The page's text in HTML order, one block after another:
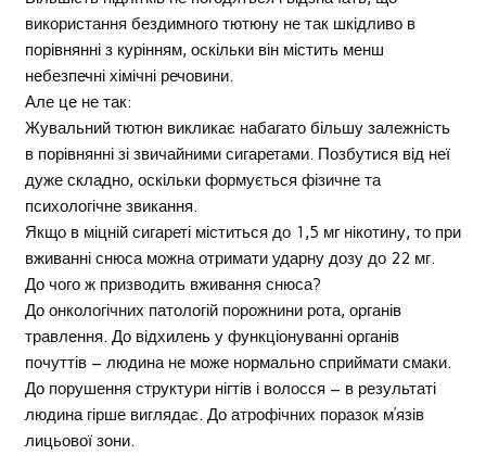
використання бездимного тютюну не так шкідливо в
порівнянні з курінням, оскільки він містить менш
небезпечні хімічні речовини.
Але це не так:
Жувальний тютюн викликає набагато більшу залежність
в порівнянні зі звичайними сигаретами. Позбутися від неї
дуже складно, оскільки формується фізичне та
психологічне звикання.
Якщо в міцній сигареті міститься до 1,5 мг нікотину, то при
вживанні снюса можна отримати ударну дозу до 22 мг.
До чого ж призводить вживання снюса?
До онкологічних патологій порожнини рота, органів
травлення. До відхилень у функціонуванні органів
почуттів – людина не може нормально сприймати смаки.
До порушення структури нігтів і волосся – в результаті
людина гірше виглядає. До атрофічних поразок м’язів
лицьової зони.